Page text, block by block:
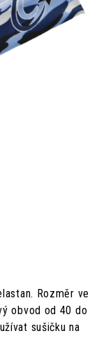
Rozměr ve
obvod od 40 do
sušičku na